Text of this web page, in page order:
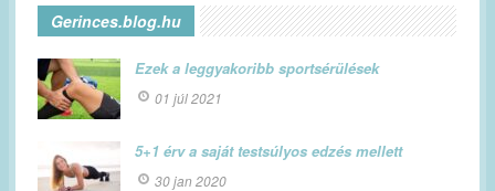
Gerinces.blog.hu
Ezek a leggyakoribb sportsérülések
01 júl 2021
5+1 érv a saját testsúlyos edzés mellett
30 jan 2020